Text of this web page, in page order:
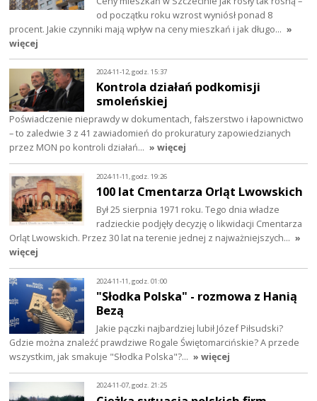
od początku roku wzrost wyniósł ponad 8
procent. Jakie czynniki mają wpływ na ceny mieszkań i jak długo… »
więcej
2024-11-12, godz. 15:37
Kontrola działań podkomisji
smoleńskiej
Poświadczenie nieprawdy w dokumentach, fałszerstwo i łapownictwo
– to zaledwie 3 z 41 zawiadomień do prokuratury zapowiedzianych
przez MON po kontroli działań… » więcej
2024-11-11, godz. 19:26
100 lat Cmentarza Orląt Lwowskich
Był 25 sierpnia 1971 roku. Tego dnia władze
radzieckie podjęły decyzję o likwidacji Cmentarza
Orląt Lwowskich. Przez 30 lat na terenie jednej z najważniejszych… »
więcej
2024-11-11, godz. 01:00
"Słodka Polska" - rozmowa z Hanią
Bezą
Jakie pączki najbardziej lubił Józef Piłsudski?
Gdzie można znaleźć prawdziwe Rogale Świętomarcińskie? A przede
wszystkim, jak smakuje "Słodka Polska"?… » więcej
2024-11-07, godz. 21:25